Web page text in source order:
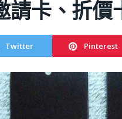
請卡、折價
Twitter Pinterest